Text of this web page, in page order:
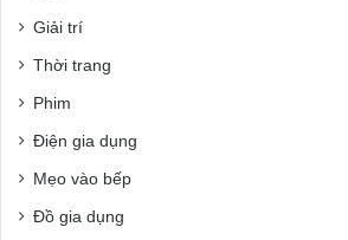
Giải trí
Thời trang
Phim
Điện gia dụng
Mẹo vào bếp
Đồ gia dụng